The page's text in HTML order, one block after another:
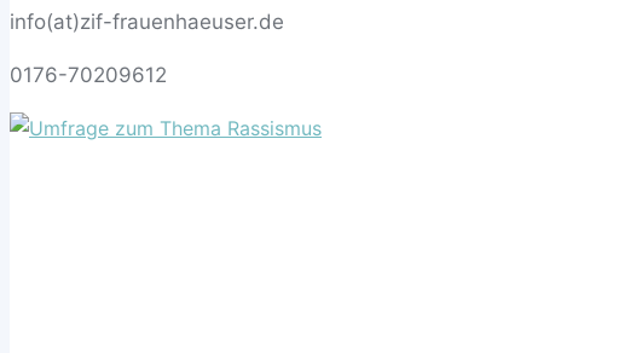
info(at)zif-frauenhaeuser.de
0176-70209612